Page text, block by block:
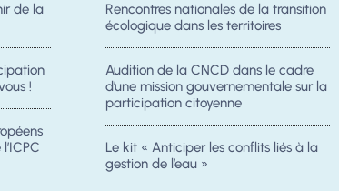
de la
!
Rencontres nationales de la transition
écologique dans les territoires
Audition de la CNCD dans le cadre
d’une mission gouvernementale sur la
participation citoyenne
Le kit « Anticiper les conflits liés à la
gestion de l’eau »